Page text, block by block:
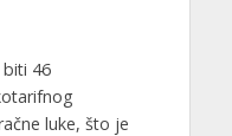
46
luke, što je